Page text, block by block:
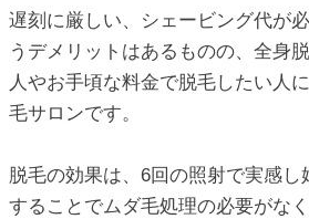
遅刻に厳しい、シェービング代が
うデメリットはあるものの、全身
人やお手頃な料金で脱毛したい人
毛サロンです。
脱毛の効果は、6回の照射で実感し
することでムダ毛処理の必要がな